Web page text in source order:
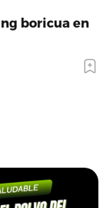
boricua en